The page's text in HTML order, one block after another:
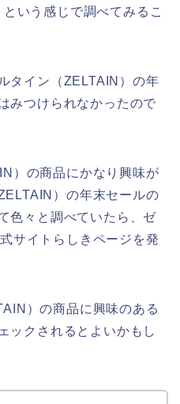
いう感じで調べてみるこ
タイン（ZELTAIN）の年
みつけられなかったので
）の商品にかなり興味が
）の年末セールの
色々と調べていたら、ゼ
サイトらしきページを発
）の商品に興味のある
ックされるとよいかもし